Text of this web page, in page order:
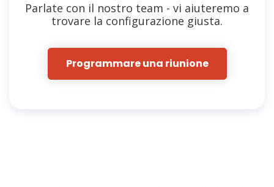
Parlate con il nostro team - vi aiuteremo a
trovare la configurazione giusta.
Programmare una riunione